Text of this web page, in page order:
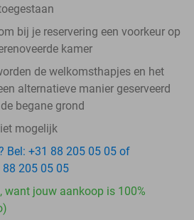
bij je reservering een voorkeur op
kamer
de welkomsthapjes en het
alternatieve manier geserveerd
begane grond
mogelijk
Bel: +31 88 205 05 05 of
205 05 05
want jouw aankoop is 100%